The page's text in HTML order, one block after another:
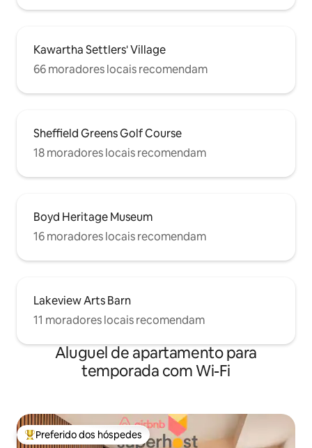
Kawartha Settlers' Village
66 moradores locais recomendam
Sheffield Greens Golf Course
18 moradores locais recomendam
Boyd Heritage Museum
16 moradores locais recomendam
Lakeview Arts Barn
11 moradores locais recomendam
Aluguel de apartamento para
temporada com Wi-Fi
Entre os melhores preferidos dos hóspedes
Preferido dos hóspedes